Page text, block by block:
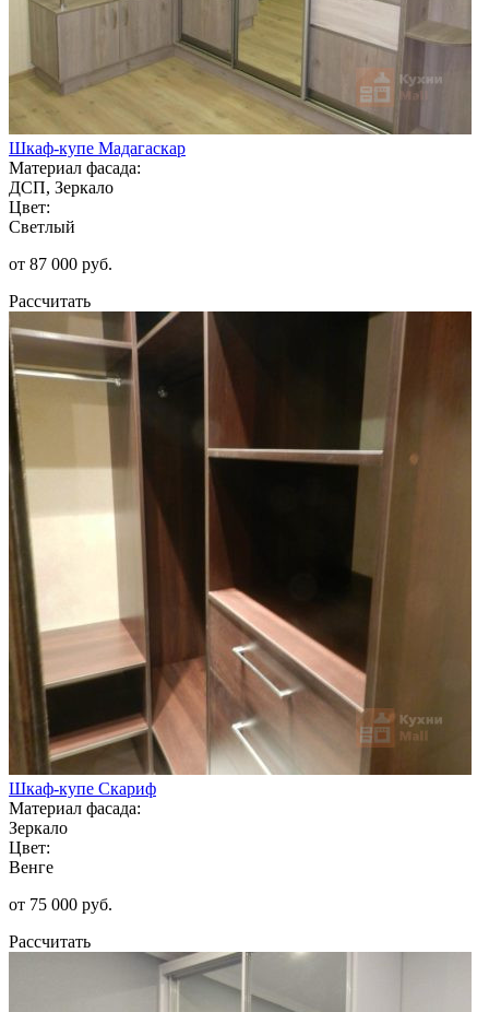
Шкаф-купе Мадагаскар
Материал фасада:
ДСП, Зеркало
Цвет:
Светлый
от 87 000 руб.
Рассчитать
Шкаф-купе Скариф
Материал фасада:
Зеркало
Цвет:
Венге
от 75 000 руб.
Рассчитать